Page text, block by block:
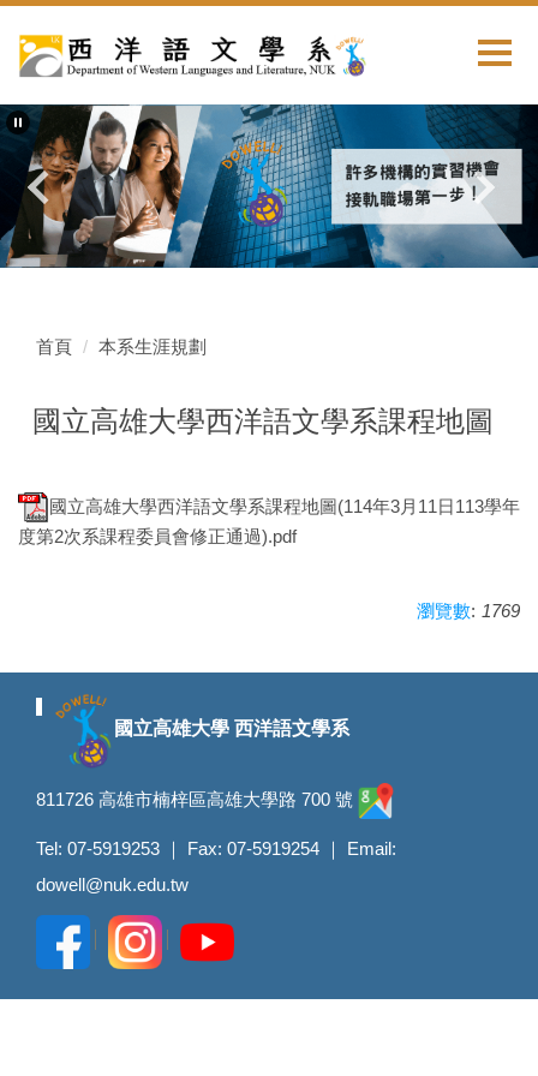
首頁 本系生涯規劃
國立高雄大學西洋語文學系課程地圖
國立高雄大學西洋語文學系課程地圖(114年3月11日113學年
度第2次系課程委員會修正通過).pdf
瀏覽數: 1769
國立高雄大學 西洋語文學系
811726 高雄市楠梓區高雄大學路 700 號
Tel: 07-5919253 ｜ Fax: 07-5919254 ｜ Email:
dowell@nuk.edu.tw